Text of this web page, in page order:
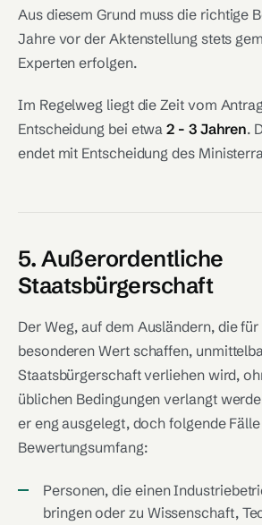
Aus diesem Grund muss die richtige
Jahre vor der Aktenstellung stets
Experten erfolgen.
Im Regelweg liegt die Zeit vom
Entscheidung bei etwa2 - 3 Jahren.
endet mit Entscheidung des
5. Außerordentliche
Staatsbürgerschaft
Der Weg, auf dem Ausländern, die
besonderen Wert schaffen,
Staatsbürgerschaft verliehen wird,
üblichen Bedingungen verlangt
er eng ausgelegt, doch folgende
Bewertungsumfang:
Personen, die einen
bringen oder zu Wissenschaft,